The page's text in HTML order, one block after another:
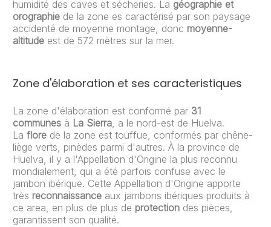
humidité des caves et sécheries. La géographie et
orographie de la zone es caractérisé par son paysage
accidenté de moyenne montage, donc moyenne-
altitude est de 572 mètres sur la mer.
Zone d'élaboration et ses caracteristiques
La zone d'élaboration est conformé par 31
communes à La Sierra, a le nord-est de Huelva.
La flore de la zone est touffue, conformés par chêne-
liège verts, pinèdes parmi d'autres. À la province de
Huelva, il y a l'Appellation d'Origine la plus reconnu
mondialement, qui a été parfois confuse avec le
jambon ibérique. Cette Appellation d'Origine apporte
très reconnaissance aux jambons ibériques produits à
ce area, en plus de plus de protection des pièces,
garantissent son qualité.